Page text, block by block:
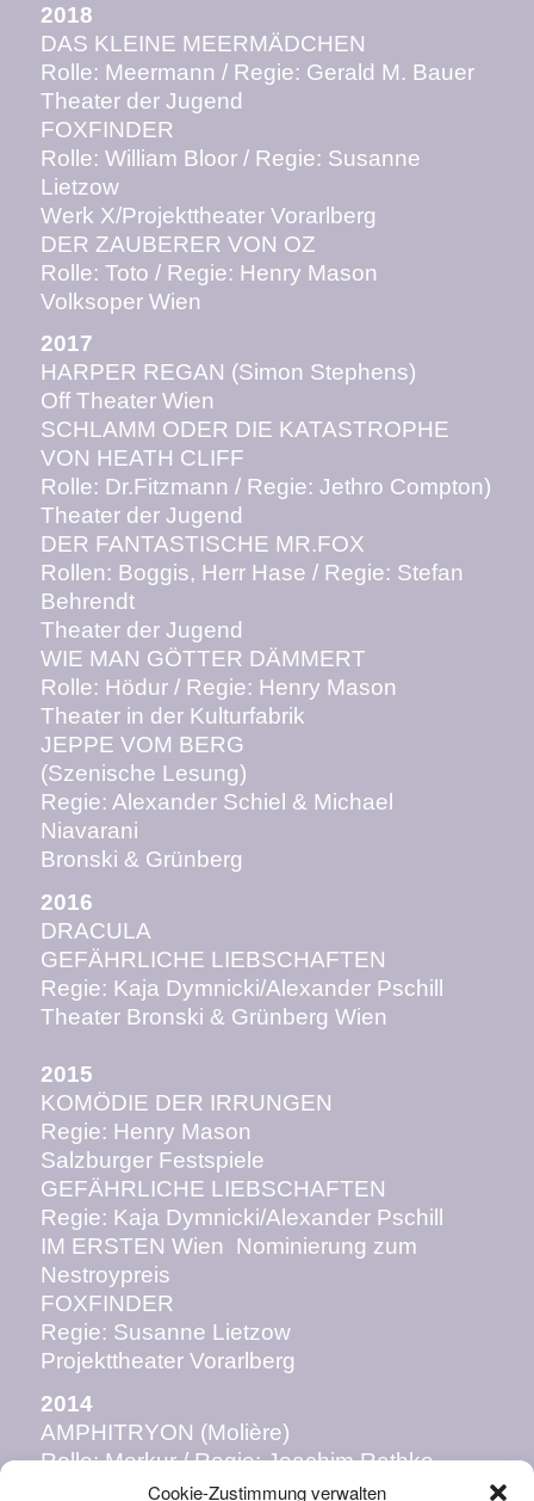
Cookie-Zustimmung verwalten
2018
DAS KLEINE MEERMÄDCHEN
Rolle: Meermann / Regie: Gerald M. Bauer
Theater der Jugend
FOXFINDER
Rolle: William Bloor / Regie: Susanne
Lietzow
Werk X/Projekttheater Vorarlberg
DER ZAUBERER VON OZ
Rolle: Toto / Regie: Henry Mason
Volksoper Wien
2017
HARPER REGAN (Simon Stephens)
Off Theater Wien
SCHLAMM ODER DIE KATASTROPHE
VON HEATH CLIFF
Rolle: Dr.Fitzmann / Regie: Jethro Compton)
Theater der Jugend
DER FANTASTISCHE MR.FOX
Rollen: Boggis, Herr Hase / Regie: Stefan
Behrendt
Theater der Jugend
WIE MAN GÖTTER DÄMMERT
Rolle: Hödur / Regie: Henry Mason
Theater in der Kulturfabrik
JEPPE VOM BERG
(Szenische Lesung)
Regie: Alexander Schiel & Michael
Niavarani
Bronski & Grünberg
2016
DRACULA
GEFÄHRLICHE LIEBSCHAFTEN
Regie: Kaja Dymnicki/Alexander Pschill
Theater Bronski & Grünberg Wien
2015
KOMÖDIE DER IRRUNGEN
Regie: Henry Mason
Salzburger Festspiele
GEFÄHRLICHE LIEBSCHAFTEN
Regie: Kaja Dymnicki/Alexander Pschill
IM ERSTEN Wien Nominierung zum
Nestroypreis
FOXFINDER
Regie: Susanne Lietzow
Projekttheater Vorarlberg
2014
AMPHITRYON (Molière)
Rolle: Merkur / Regie: Joachim Rathke
Volkstheater i.d.Bezirken Wien